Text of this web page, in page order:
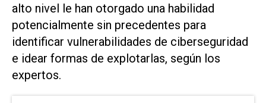
alto nivel le han otorgado una habilidad
potencialmente sin precedentes para
identificar vulnerabilidades de ciberseguridad
e idear formas ​de ‌explotarlas, según los
expertos.